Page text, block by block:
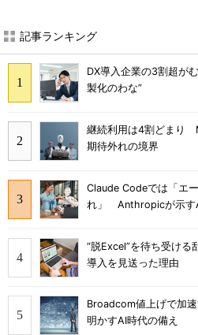
記事ランキング
DX導入企業の3割超が
製化のわな”
継続利用は4割どまり
期待外れの境界
Claude Codeでは「エ
れ」 Anthropicが示す
“脱Excel”を待ち受け
導入を見送った理由
Broadcom値上げで加
明かすAI時代の備え